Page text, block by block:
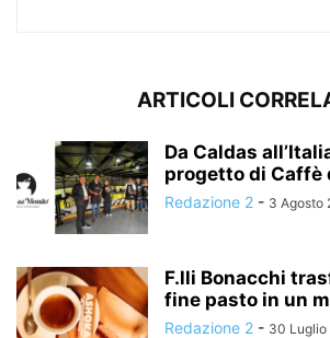
ARTICOLI
Da Caldas
progetto di Caffè
Redazione 2 - 3 Agosto
F.lli Bonacchi
fine pasto in un
Redazione 2 - 30 Luglio